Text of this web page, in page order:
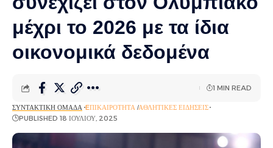
μέχρι το 2026 με τα ίδια
οικονομικά δεδομένα
ΣΥΝΤΑΚΤΙΚΉ ΟΜΆΔΑ EΠΙΚΑΙΡΌΤΗΤΑ ΑΘΛΗΤΙΚΈΣ ΕΙΔΉΣΕΙΣ
PUBLISHED 18 ΙΟΥΛΊΟΥ, 2025
1 MIN READ